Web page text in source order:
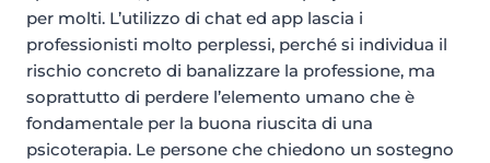
per molti. L’utilizzo di chat ed app lascia i
professionisti molto perplessi, perché si individua il
rischio concreto di banalizzare la professione, ma
soprattutto di perdere l’elemento umano che è
fondamentale per la buona riuscita di una
psicoterapia. Le persone che chiedono un sostegno